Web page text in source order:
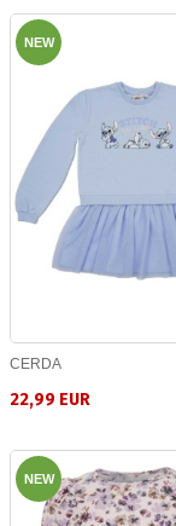
NEW
CERDA
22,99 EUR
NEW